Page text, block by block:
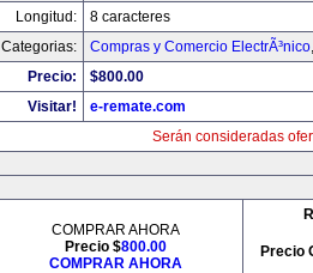
Longitud:
8 caracteres
Categorias:
Compras y Comercio ElectrÃ³nico
Precio:
$800.00
Visitar!
e-remate.com
Serán consideradas
COMPRAR AHORA
Precio $800.00
COMPRAR AHORA
Precio